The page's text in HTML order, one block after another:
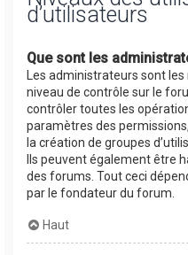
d’utilisateurs
Que sont les
Les administrateurs sont
niveau de contrôle sur le
contrôler toutes les
paramètres des
la création de groupes
Ils peuvent également être
des forums. Tout ceci
par le fondateur du forum.
Haut